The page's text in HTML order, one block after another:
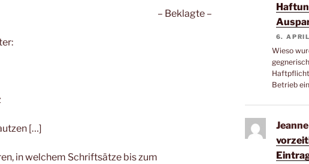
– Beklagte –
[…]
in welchem Schriftsätze bis zum
6.
Wieso
Betrieb